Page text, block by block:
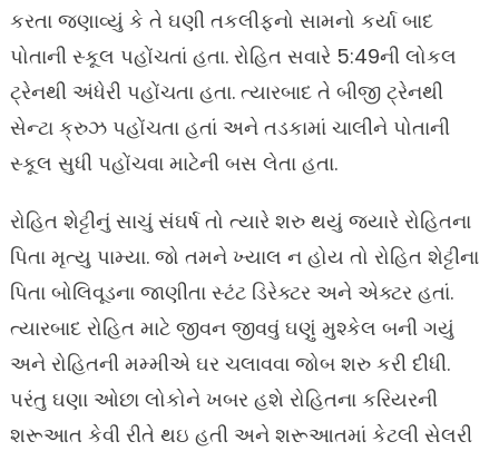
કરતા જણાવ્યું કે તે ઘણી તકલીફનો સામનો કર્યા બાદ
પોતાની સ્કૂલ પહોંચતાં હતા. રોહિત સવારે 5:49ની લોકલ
ટ્રેનથી અંધેરી પહોંચતા હતા. ત્યારબાદ તે બીજી ટ્રેનથી
સેન્ટા ક્રુઝ પહોંચતા હતાં અને તડકામાં ચાલીને પોતાની
સ્કૂલ સુધી પહોંચવા માટેની બસ લેતા હતા.
રોહિત શેટ્ટીનું સાચું સંઘર્ષ તો ત્યારે શરુ થયું જ્યારે રોહિતના
પિતા મૃત્યુ પામ્યા. જો તમને ખ્યાલ ન હોય તો રોહિત શેટ્ટીના
પિતા બોલિવૂડના જાણીતા સ્ટંટ ડિરેક્ટર અને એક્ટર હતાં.
ત્યારબાદ રોહિત માટે જીવન જીવવું ઘણું મુશ્કેલ બની ગયું
અને રોહિતની મમ્મીએ ઘર ચલાવવા જોબ શરુ કરી દીધી.
પરંતુ ઘણા ઓછા લોકોને ખબર હશે રોહિતના કરિયરની
શરૂઆત કેવી રીતે થઇ હતી અને શરૂઆતમાં કેટલી સેલરી